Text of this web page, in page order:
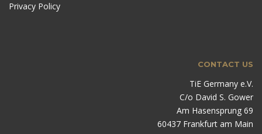
Privacy Policy
CONTACT US
TiE Germany e.V.
C/o David S. Gower
Am Hasensprung 69
60437 Frankfurt am Main